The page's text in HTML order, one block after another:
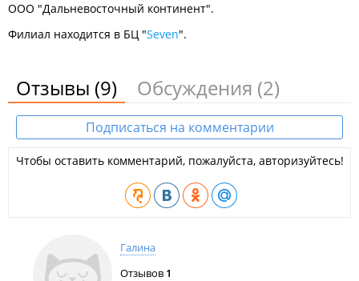
ООО "Дальневосточный континент".
Филиал находится в БЦ "Seven".
Отзывы (9) Обсуждения (2)
Подписаться на комментарии
Чтобы оставить комментарий, пожалуйста, авторизуйтесь!
Галина
Отзывов 1